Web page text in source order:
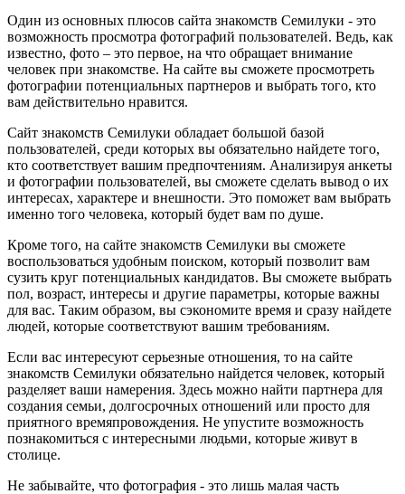
Один из основных плюсов сайта знакомств Семилуки - это
возможность просмотра фотографий пользователей. Ведь, как
известно, фото – это первое, на что обращает внимание
человек при знакомстве. На сайте вы сможете просмотреть
фотографии потенциальных партнеров и выбрать того, кто
вам действительно нравится.
Сайт знакомств Семилуки обладает большой базой
пользователей, среди которых вы обязательно найдете того,
кто соответствует вашим предпочтениям. Анализируя анкеты
и фотографии пользователей, вы сможете сделать вывод о их
интересах, характере и внешности. Это поможет вам выбрать
именно того человека, который будет вам по душе.
Кроме того, на сайте знакомств Семилуки вы сможете
воспользоваться удобным поиском, который позволит вам
сузить круг потенциальных кандидатов. Вы сможете выбрать
пол, возраст, интересы и другие параметры, которые важны
для вас. Таким образом, вы сэкономите время и сразу найдете
людей, которые соответствуют вашим требованиям.
Если вас интересуют серьезные отношения, то на сайте
знакомств Семилуки обязательно найдется человек, который
разделяет ваши намерения. Здесь можно найти партнера для
создания семьи, долгосрочных отношений или просто для
приятного времяпровождения. Не упустите возможность
познакомиться с интересными людьми, которые живут в
столице.
Не забывайте, что фотография - это лишь малая часть